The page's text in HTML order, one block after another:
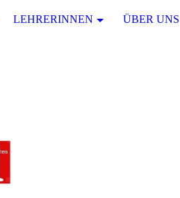
LEHRERINNEN ÜBER UNS